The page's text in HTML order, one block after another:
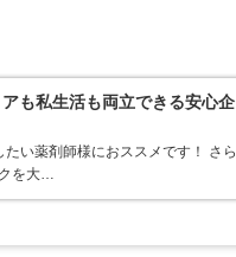
も私生活も両立できる安心企
い薬剤師様におススメです！ さら
を大…